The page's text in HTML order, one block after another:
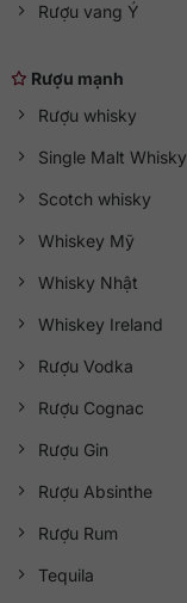
Rượu vang Ý
Rượu mạnh
Rượu whisky
Single Malt Whisky
Scotch whisky
Whiskey Mỹ
Whisky Nhật
Whiskey Ireland
Rượu Vodka
Rượu Cognac
Rượu Gin
Rượu Absinthe
Rượu Rum
Tequila